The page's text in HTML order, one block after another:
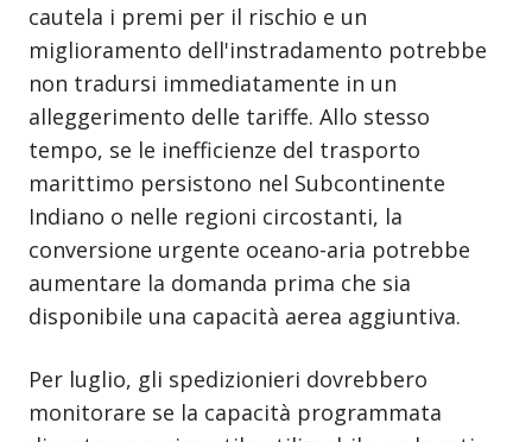
cautela i premi per il rischio e un
miglioramento dell'instradamento potrebbe
non tradursi immediatamente in un
alleggerimento delle tariffe. Allo stesso
tempo, se le inefficienze del trasporto
marittimo persistono nel Subcontinente
Indiano o nelle regioni circostanti, la
conversione urgente oceano-aria potrebbe
aumentare la domanda prima che sia
disponibile una capacità aerea aggiuntiva.
Per luglio, gli spedizionieri dovrebbero
monitorare se la capacità programmata